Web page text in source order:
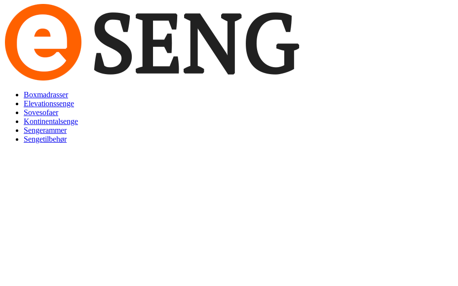
Videre
indhold
Boxmadrasser
Elevationssenge
Sovesofaer
Kontinentalsenge
Sengerammer
Sengetilbehør